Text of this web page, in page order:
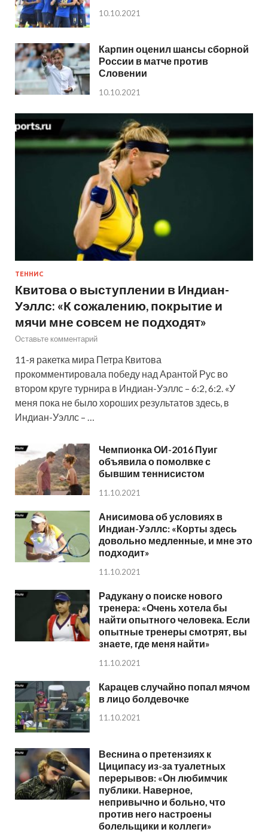
10.10.2021
Карпин оценил шансы сборной
России в матче против
Словении
10.10.2021
ТЕННИС
Квитова о выступлении в Индиан-
Уэллс: «К сожалению, покрытие и
мячи мне совсем не подходят»
Оставьте комментарий
11-я ракетка мира Петра Квитова
прокомментировала победу над Арантой Рус во
втором круге турнира в Индиан-Уэллс – 6:2, 6:2. «У
меня пока не было хороших результатов здесь, в
Индиан-Уэллс – …
Чемпионка ОИ-2016 Пуиг
объявила о помолвке с
бывшим теннисистом
11.10.2021
Анисимова об условиях в
Индиан-Уэллс: «Корты здесь
довольно медленные, и мне это
подходит»
11.10.2021
Радукану о поиске нового
тренера: «Очень хотела бы
найти опытного человека. Если
опытные тренеры смотрят, вы
знаете, где меня найти»
11.10.2021
Карацев случайно попал мячом
в лицо болдевочке
11.10.2021
Веснина о претензиях к
Циципасу из-за туалетных
перерывов: «Он любимчик
публики. Наверное,
непривычно и больно, что
против него настроены
болельщики и коллеги»